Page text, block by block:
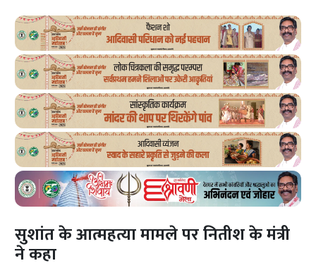
सुशांत के आत्महत्या मामले पर नितीश के मंत्री
ने कहा